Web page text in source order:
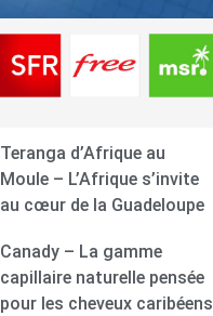
Teranga d’Afrique au
Moule – L’Afrique s’invite
au cœur de la Guadeloupe
Canady – La gamme
capillaire naturelle pensée
pour les cheveux caribéens